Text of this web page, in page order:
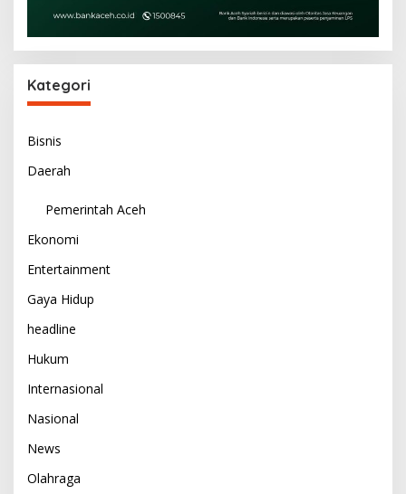
Kategori
Bisnis
Daerah
Pemerintah Aceh
Ekonomi
Entertainment
Gaya Hidup
headline
Hukum
Internasional
Nasional
News
Olahraga